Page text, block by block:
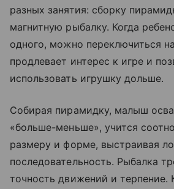
разных занятия: сборку
магнитную рыбалку. Когда
одного, можно переключиться
продлевает интерес к игре и
использовать игрушку дольше.
Собирая пирамидку, малыш
«больше-меньше», учится
размеру и форме, выстраивая
последовательность. Рыбалка
точность движений и терпение.